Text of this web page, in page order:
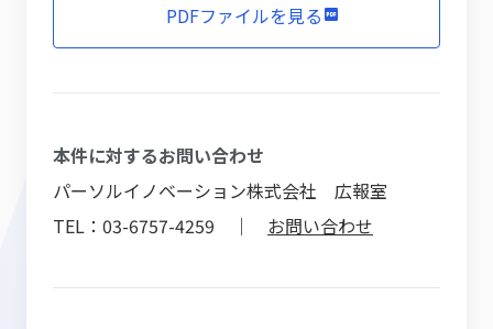
PDFファイルを見る
本件に対するお問い合わせ
パーソルイノベーション株式会社 広報室
TEL：03-6757-4259 ｜ お問い合わせ